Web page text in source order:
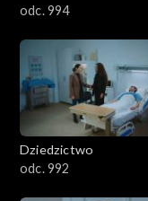
odc. 994
Dziedzictwo
odc. 992